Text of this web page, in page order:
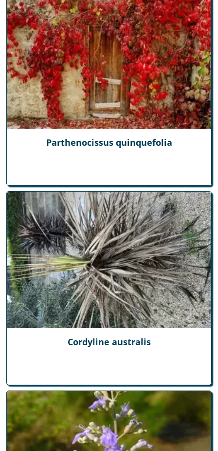
Parthenocissus quinquefolia
Cordyline australis